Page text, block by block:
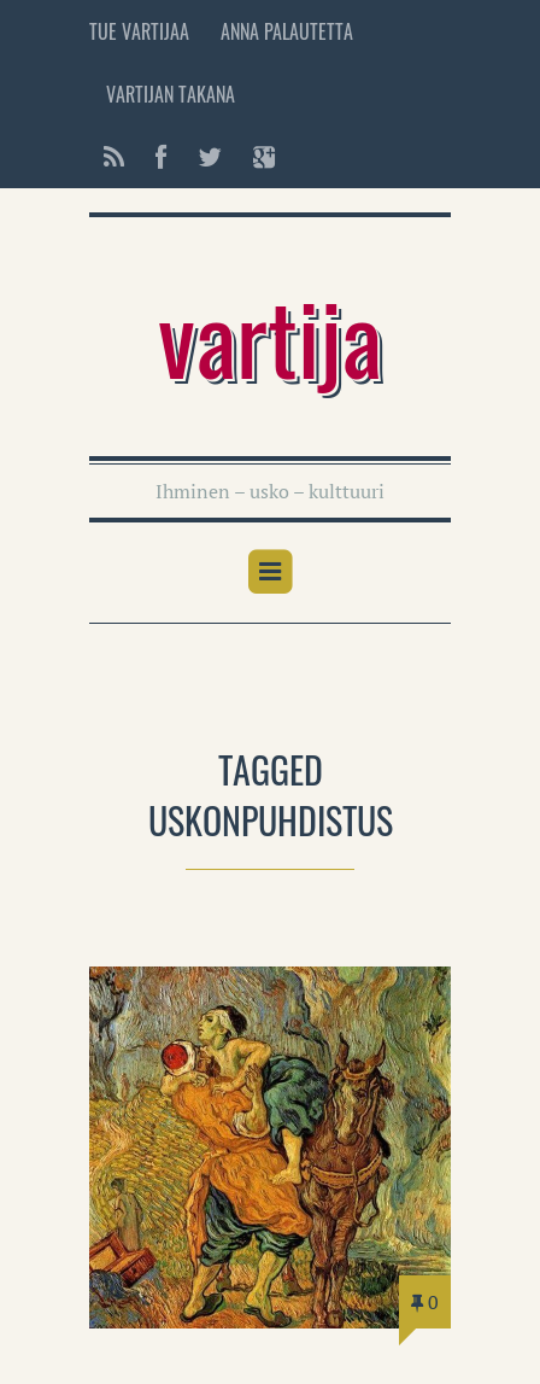
TUE VARTIJAA ANNA PALAUTETTA
VARTIJAN TAKANA
vartija
Ihminen – usko – kulttuuri
TAGGED
USKONPUHDISTUS
0